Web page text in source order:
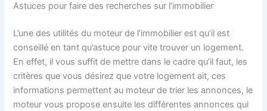
Astuces pour faire des recherches sur l’immobilier
L’une des utilités du moteur de l’immobilier est qu’il est
conseillé en tant qu’astuce pour vite trouver un logement.
En effet, il vous suffit de mettre dans le cadre qu’il faut, les
critères que vous désirez que votre logement ait, ces
informations permettent au moteur de trier les annonces, le
moteur vous propose ensuite les différentes annonces qui